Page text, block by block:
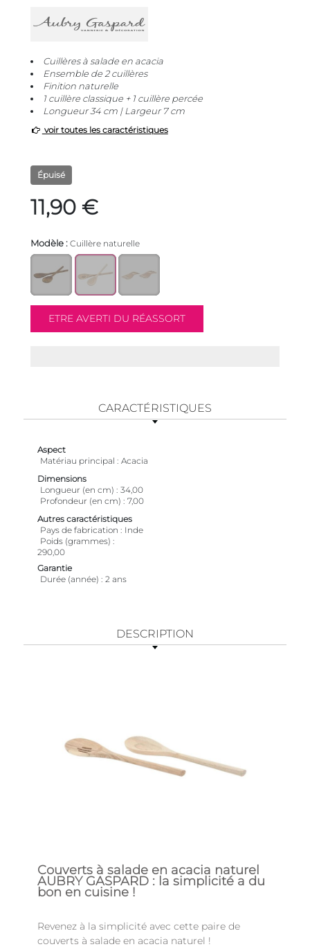
Cuillères à salade en acacia
Ensemble de 2 cuillères
Finition naturelle
1 cuillère classique + 1 cuillère percée
Longueur 34 cm | Largeur 7 cm
voir toutes les caractéristiques
Épuisé
11,90 €
Modèle : Cuillère naturelle
CARACTÉRISTIQUES
Aspect
Matériau principal
Acacia
Dimensions
Longueur (en cm)
34,00
Profondeur (en cm)
7,00
Autres caractéristiques
Pays de fabrication
Inde
Poids (grammes)
290,00
Garantie
Durée (année)
2 ans
DESCRIPTION
Couverts à salade en acacia naturel
AUBRY GASPARD : la simplicité a du
bon en cuisine !
Revenez à la simplicité avec cette paire de
couverts à salade en acacia naturel !